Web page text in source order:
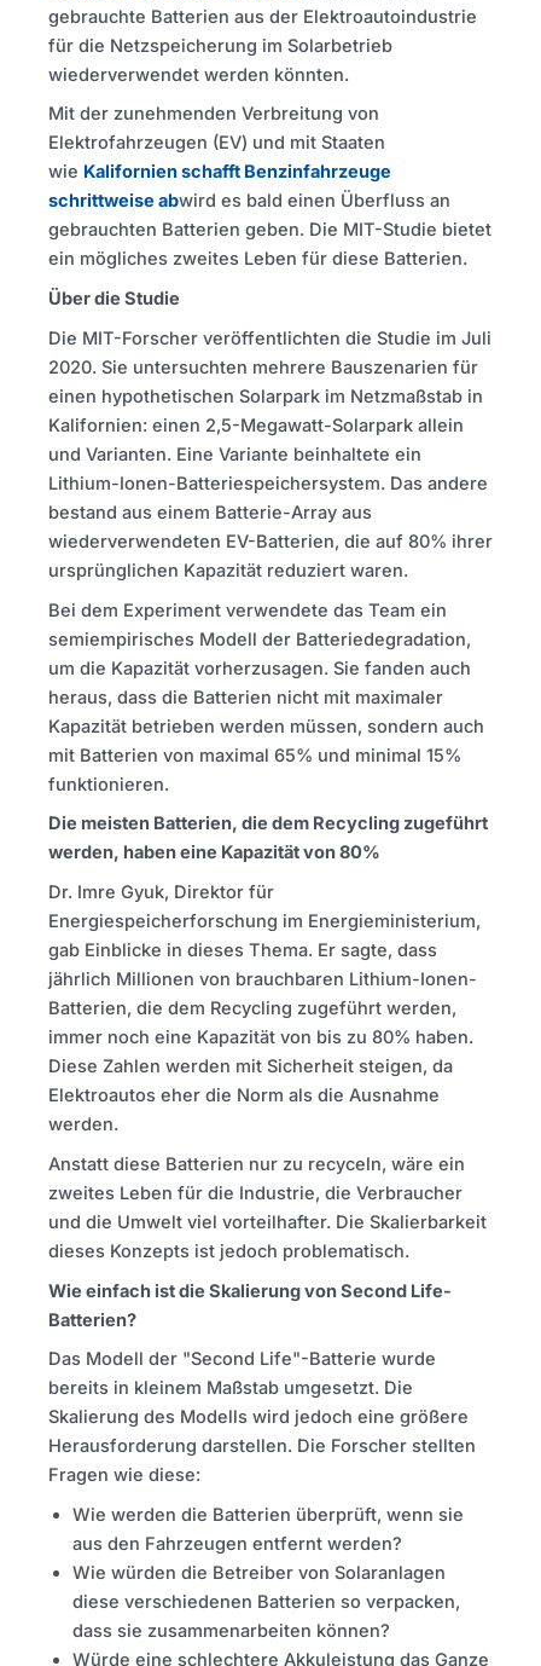
gebrauchte Batterien aus der Elektroautoindustrie
für die Netzspeicherung im Solarbetrieb
wiederverwendet werden könnten.
Mit der zunehmenden Verbreitung von
Elektrofahrzeugen (EV) und mit Staaten
wie Kalifornien schafft Benzinfahrzeuge
schrittweise abwird es bald einen Überfluss an
gebrauchten Batterien geben. Die MIT-Studie bietet
ein mögliches zweites Leben für diese Batterien.
Über die Studie
Die MIT-Forscher veröffentlichten die Studie im Juli
2020. Sie untersuchten mehrere Bauszenarien für
einen hypothetischen Solarpark im Netzmaßstab in
Kalifornien: einen 2,5-Megawatt-Solarpark allein
und Varianten. Eine Variante beinhaltete ein
Lithium-Ionen-Batteriespeichersystem. Das andere
bestand aus einem Batterie-Array aus
wiederverwendeten EV-Batterien, die auf 80% ihrer
ursprünglichen Kapazität reduziert waren.
Bei dem Experiment verwendete das Team ein
semiempirisches Modell der Batteriedegradation,
um die Kapazität vorherzusagen. Sie fanden auch
heraus, dass die Batterien nicht mit maximaler
Kapazität betrieben werden müssen, sondern auch
mit Batterien von maximal 65% und minimal 15%
funktionieren.
Die meisten Batterien, die dem Recycling zugeführt
werden, haben eine Kapazität von 80%
Dr. Imre Gyuk, Direktor für
Energiespeicherforschung im Energieministerium,
gab Einblicke in dieses Thema. Er sagte, dass
jährlich Millionen von brauchbaren Lithium-Ionen-
Batterien, die dem Recycling zugeführt werden,
immer noch eine Kapazität von bis zu 80% haben.
Diese Zahlen werden mit Sicherheit steigen, da
Elektroautos eher die Norm als die Ausnahme
werden.
Anstatt diese Batterien nur zu recyceln, wäre ein
zweites Leben für die Industrie, die Verbraucher
und die Umwelt viel vorteilhafter. Die Skalierbarkeit
dieses Konzepts ist jedoch problematisch.
Wie einfach ist die Skalierung von Second Life-
Batterien?
Das Modell der "Second Life"-Batterie wurde
bereits in kleinem Maßstab umgesetzt. Die
Skalierung des Modells wird jedoch eine größere
Herausforderung darstellen. Die Forscher stellten
Fragen wie diese:
Wie werden die Batterien überprüft, wenn sie
aus den Fahrzeugen entfernt werden?
Wie würden die Betreiber von Solaranlagen
diese verschiedenen Batterien so verpacken,
dass sie zusammenarbeiten können?
Würde eine schlechtere Akkuleistung das Ganze